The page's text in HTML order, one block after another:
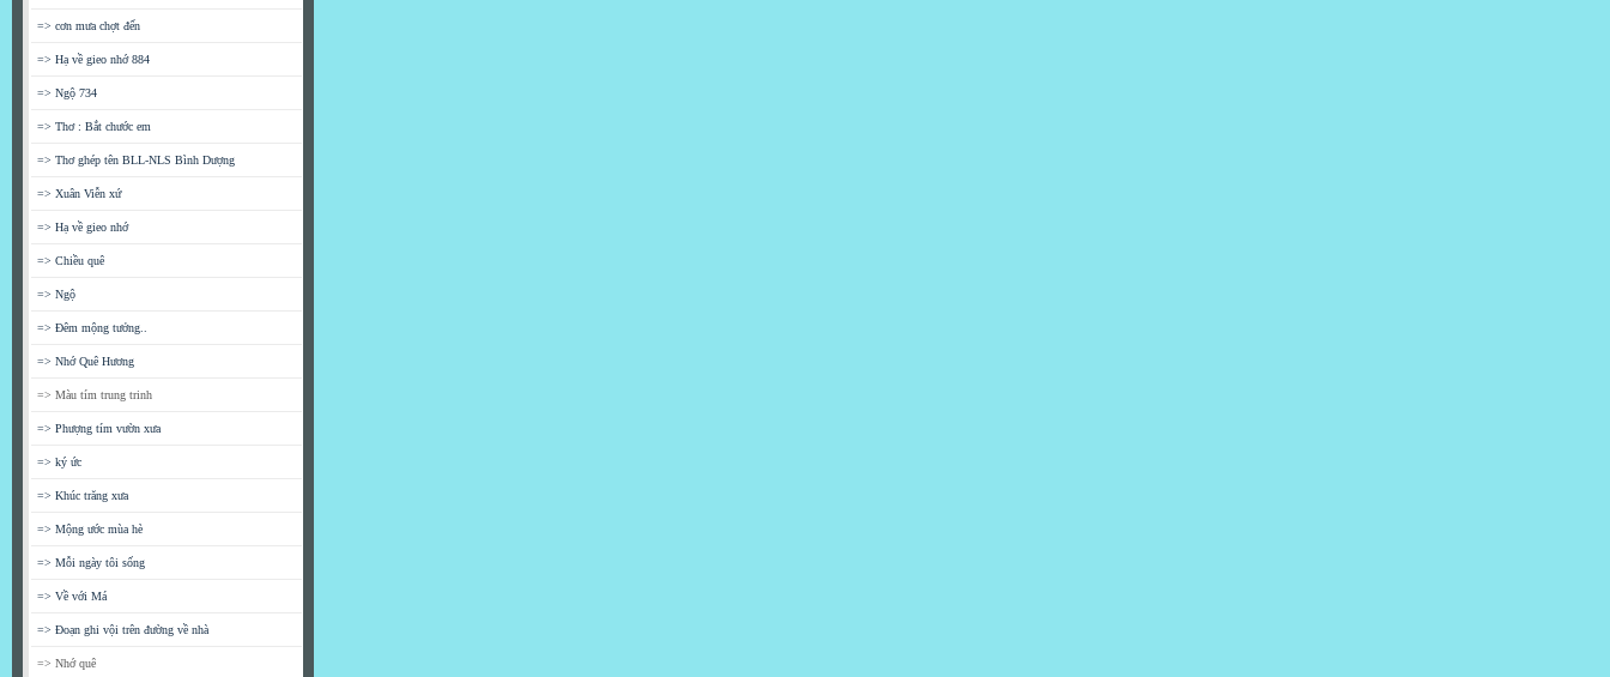
=> cơn mưa chợt đến
=> Hạ về gieo nhớ 884
=> Ngộ 734
=> Thơ : Bắt chước em
=> Thơ ghép tên BLL-NLS Bình Dượng
=> Xuân Viễn xứ
=> Hạ về gieo nhớ
=> Chiều quê
=> Ngộ
=> Đêm mộng tưởng..
=> Nhớ Quê Hương
=> Màu tím trung trinh
=> Phượng tím vườn xưa
=> ký ức
=> Khúc trăng xưa
=> Mộng ước mùa hè
=> Mỗi ngày tôi sống
=> Về với Má
=> Đoạn ghi vội trên đường về nhà
=> Nhớ quê